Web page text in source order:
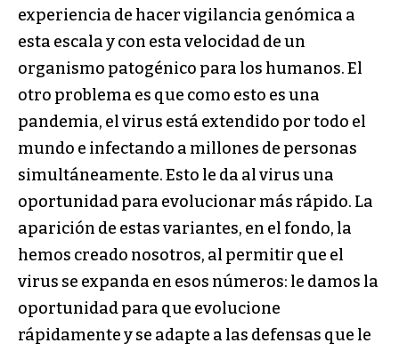
experiencia de hacer vigilancia genómica a
esta escala y con esta velocidad de un
organismo patogénico para los humanos. El
otro problema es que como esto es una
pandemia, el virus está extendido por todo el
mundo e infectando a millones de personas
simultáneamente. Esto le da al virus una
oportunidad para evolucionar más rápido. La
aparición de estas variantes, en el fondo, la
hemos creado nosotros, al permitir que el
virus se expanda en esos números: le damos la
oportunidad para que evolucione
rápidamente y se adapte a las defensas que le